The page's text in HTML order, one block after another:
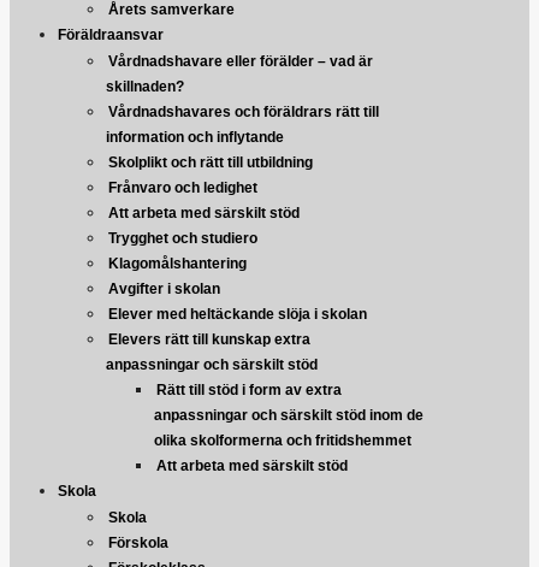
Årets samverkare
Föräldraansvar
Vårdnadshavare eller förälder – vad är
skillnaden?
Vårdnadshavares och föräldrars rätt till
information och inflytande
Skolplikt och rätt till utbildning
Frånvaro och ledighet
Att arbeta med särskilt stöd
Trygghet och studiero
Klagomålshantering
Avgifter i skolan
Elever med heltäckande slöja i skolan
Elevers rätt till kunskap extra
anpassningar och särskilt stöd
Rätt till stöd i form av extra
anpassningar och särskilt stöd inom de
olika skolformerna och fritidshemmet
Att arbeta med särskilt stöd
Skola
Skola
Förskola